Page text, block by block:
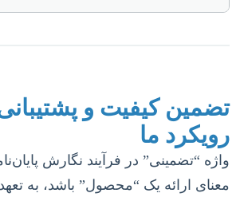
تضمین کیفیت و
رویکرد ما
واژه “تضمینی” در فرآیند نگارش
معنای ارائه یک “محصول” باشد، به تعهد